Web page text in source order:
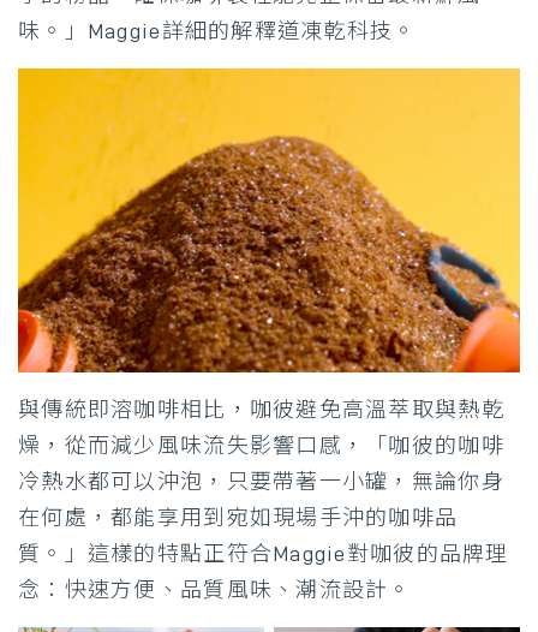
味。」Maggie詳細的解釋道凍乾科技。
與傳統即溶咖啡相比，咖彼避免高溫萃取與熱乾
燥，從而減少風味流失影響口感，「咖彼的咖啡
冷熱水都可以沖泡，只要帶著一小罐，無論你身
在何處，都能享用到宛如現場手沖的咖啡品
質。」這樣的特點正符合Maggie對咖彼的品牌理
念：快速方便、品質風味、潮流設計。